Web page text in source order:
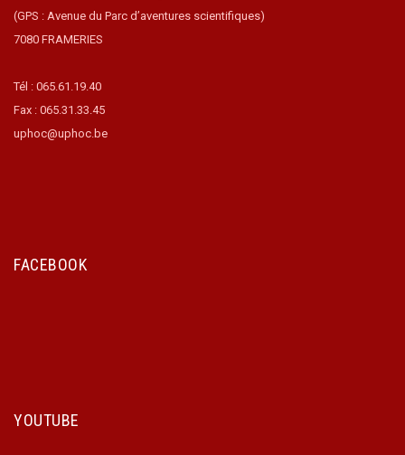
(GPS : Avenue du Parc d’aventures scientifiques)
7080 FRAMERIES
Tél : 065.61.19.40
Fax : 065.31.33.45
uphoc@uphoc.be
FACEBOOK
YOUTUBE